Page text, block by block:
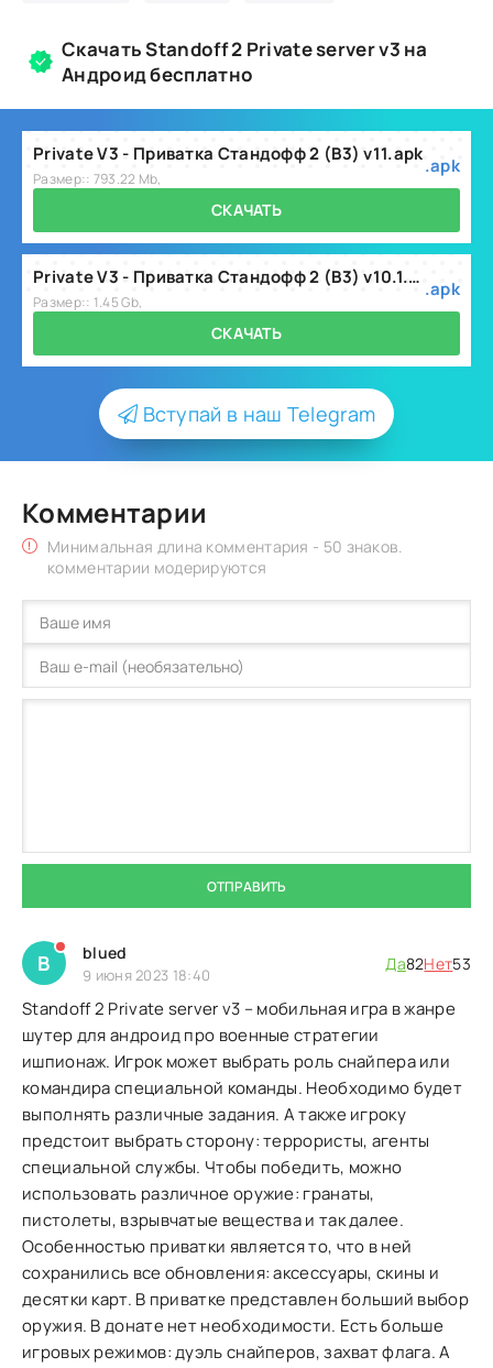
Скачать Standoff 2 Private server v3 на
Андроид бесплатно
Private V3 - Приватка Стандофф 2 (В3) v11.apk
Размер:: 793.22 Mb,
.apk
СКАЧАТЬ
Private V3 - Приватка Стандофф 2 (В3) v10.1.apk
Размер:: 1.45 Gb,
.apk
СКАЧАТЬ
Вступай в наш Telegram
Комментарии
Минимальная длина комментария - 50 знаков.
комментарии модерируются
ОТПРАВИТЬ
B blued
9 июня 2023 18:40
Да82Нет53
Standoff 2 Private server v3 – мобильная игра в жанре
шутер для андроид про военные стратегии
ишпионаж. Игрок может выбрать роль снайпера или
командира специальной команды. Необходимо будет
выполнять различные задания. А также игроку
предстоит выбрать сторону: террористы, агенты
специальной службы. Чтобы победить, можно
использовать различное оружие: гранаты,
пистолеты, взрывчатые вещества и так далее.
Особенностью приватки является то, что в ней
сохранились все обновления: аксессуары, скины и
десятки карт. В приватке представлен больший выбор
оружия. В донате нет необходимости. Есть больше
игровых режимов: дуэль снайперов, захват флага. А